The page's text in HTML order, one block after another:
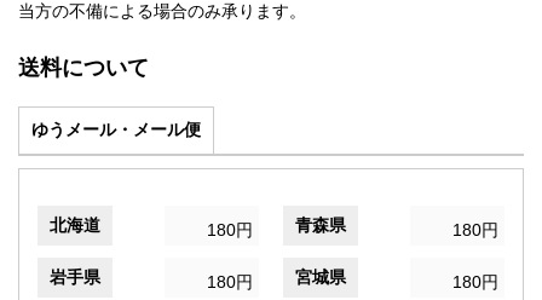
当方の不備による場合のみ承ります。
送料について
ゆうメール・メール便
北海道 180円 青森県 180円
岩手県 180円 宮城県 180円